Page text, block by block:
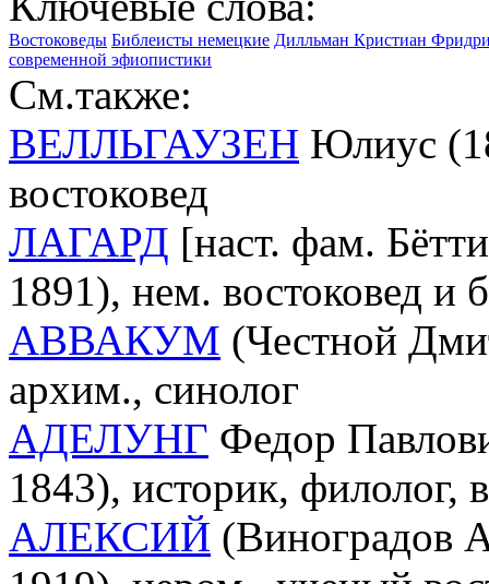
Востоковеды Библеисты немецкие Дилльман Кристиан
современной эфиопистики
См.также:
ВЕЛЛЬГАУЗЕН Юлиус
востоковед
ЛАГАРД [наст. фам.
1891), нем. востоковед и
АВВАКУМ (Честной
архим., синолог
АДЕЛУНГ Федор
1843), историк, филолог,
АЛЕКСИЙ (Виноградов